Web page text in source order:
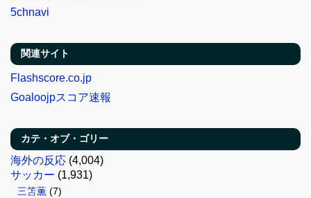
5chnavi
関連サイト
Flashscore.co.jp
Goaloojpスコア速報
カテ・オブ・ゴリー
海外の反応 (4,004)
サッカー (1,931)
三笘薫 (7)